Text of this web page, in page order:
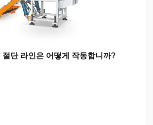
절단 라인은 어떻게 작동합니까?